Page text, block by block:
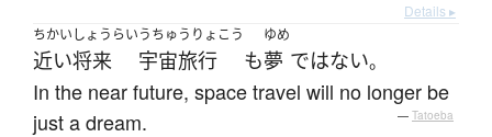
Details ▸
ちかいしょうらい
近い将来
うちゅうりょこう
宇宙旅行 も
ゆめ
夢 ではない。
In the near future, space travel will no longer be
just a dream.
— Tatoeba